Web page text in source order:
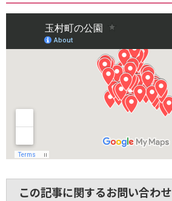
この記事に関するお問い合わせ